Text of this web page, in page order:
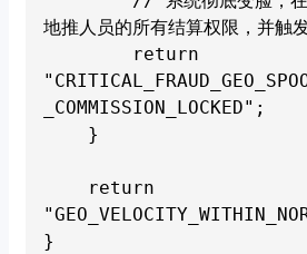
地推人员的所有结算权限，并触
_COMMISSION_LOCKED";
}